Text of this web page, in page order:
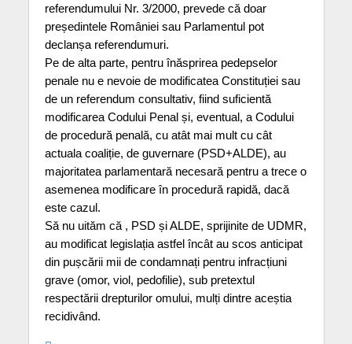
referendumului Nr. 3/2000, prevede că doar
președintele României sau Parlamentul pot
declanșa referendumuri.
Pe de alta parte, pentru înăsprirea pedepselor
penale nu e nevoie de modificatea Constituției sau
de un referendum consultativ, fiind suficientă
modificarea Codului Penal și, eventual, a Codului
de procedură penală, cu atât mai mult cu cât
actuala coaliție, de guvernare (PSD+ALDE), au
majoritatea parlamentară necesară pentru a trece o
asemenea modificare în procedură rapidă, dacă
este cazul.
Să nu uităm că , PSD și ALDE, sprijinite de UDMR,
au modificat legislația astfel încât au scos anticipat
din pușcării mii de condamnați pentru infracțiuni
grave (omor, viol, pedofilie), sub pretextul
respectării drepturilor omului, mulți dintre aceștia
recidivând.